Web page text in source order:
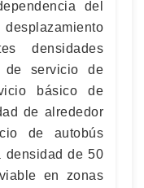
del
densidades
de servicio de
básico de
de alrededor
de autobús
densidad de 50
en zonas